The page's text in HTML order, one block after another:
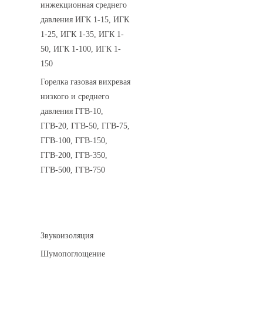
инжекционная среднего
давления ИГК 1-15, ИГК
1-25, ИГК 1-35, ИГК 1-
50, ИГК 1-100, ИГК 1-
150
Горелка газовая вихревая
низкого и среднего
давления ГГВ-10,
ГГВ-20, ГГВ-50, ГГВ-75,
ГГВ-100, ГГВ-150,
ГГВ-200, ГГВ-350,
ГГВ-500, ГГВ-750
Звукоизоляция
Шумопоглощение